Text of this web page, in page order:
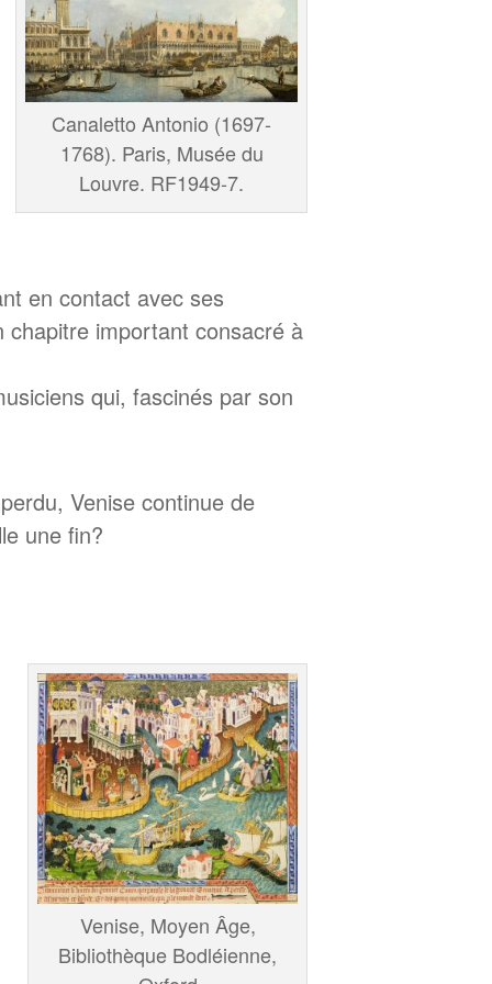
Canaletto Antonio (1697-
1768). Paris, Musée du
Louvre. RF1949-7.
en contact avec ses
important consacré à
qui, fascinés par son
Venise continue de
une fin?
Venise, Moyen Âge,
Bibliothèque Bodléienne,